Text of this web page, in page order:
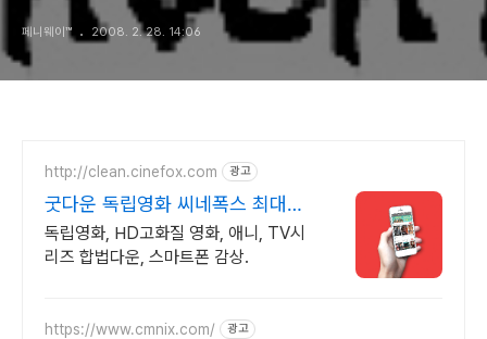
페니웨이™ 2008. 2. 28. 14:06
http://clean.cinefox.com 광고
굿다운 독립영화 씨네폭스 최대3
만원+10%추가적립
독립영화, HD고화질 영화, 애니, TV시
리즈 합법다운, 스마트폰 감상.
https://www.cmnix.com/ 광고